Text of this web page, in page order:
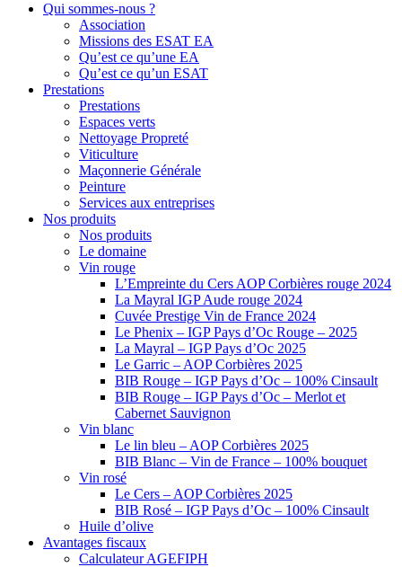
Qui sommes-nous ?
Association
Missions des ESAT EA
Qu’est ce qu’une EA
Qu’est ce qu’un ESAT
Prestations
Prestations
Espaces verts
Nettoyage Propreté
Viticulture
Maçonnerie Générale
Peinture
Services aux entreprises
Nos produits
Nos produits
Le domaine
Vin rouge
L’Empreinte du Cers AOP Corbières rouge 2024
La Mayral IGP Aude rouge 2024
Cuvée Prestige Vin de France 2024
Le Phenix – IGP Pays d’Oc Rouge – 2025
La Mayral – IGP Pays d’Oc 2025
Le Garric – AOP Corbières 2025
BIB Rouge – IGP Pays d’Oc – 100% Cinsault
BIB Rouge – IGP Pays d’Oc – Merlot et
Cabernet Sauvignon
Vin blanc
Le lin bleu – AOP Corbières 2025
BIB Blanc – Vin de France – 100% bouquet
Vin rosé
Le Cers – AOP Corbières 2025
BIB Rosé – IGP Pays d’Oc – 100% Cinsault
Huile d’olive
Avantages fiscaux
Calculateur AGEFIPH